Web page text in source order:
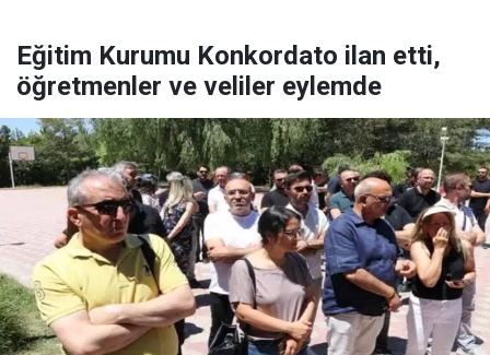
Eğitim Kurumu Konkordato ilan etti,
öğretmenler ve veliler eylemde